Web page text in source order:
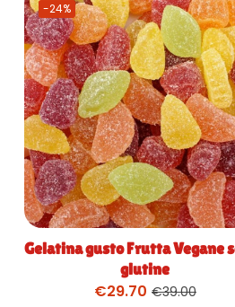
-24%
Gelatina gusto Frutta Vegane
glutine
€29.70 €39.00